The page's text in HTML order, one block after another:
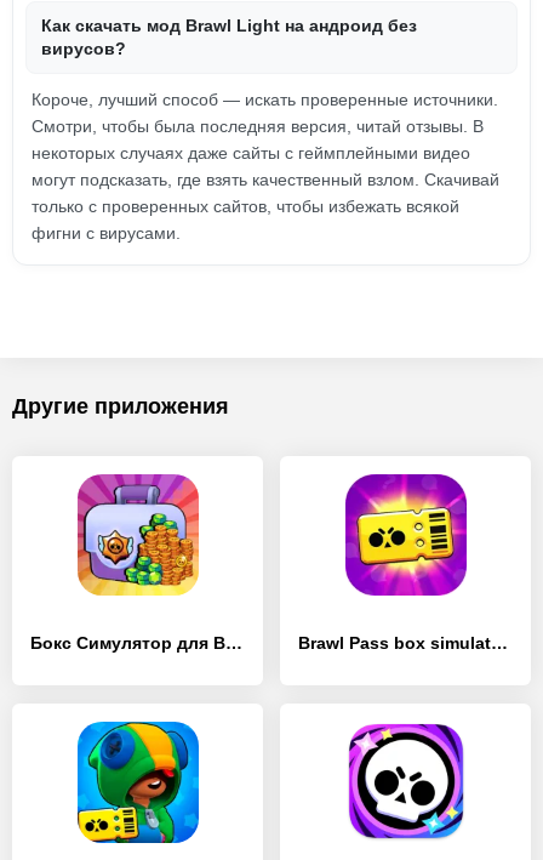
Как скачать мод Brawl Light на андроид без
вирусов?
Короче, лучший способ — искать проверенные источники.
Смотри, чтобы была последняя версия, читай отзывы. В
некоторых случаях даже сайты с геймплейными видео
могут подсказать, где взять качественный взлом. Скачивай
только с проверенных сайтов, чтобы избежать всякой
фигни с вирусами.
Другие приложения
Бокс Симулятор для Brawl Stars Brawl Pass box simulator for Brawl Stars